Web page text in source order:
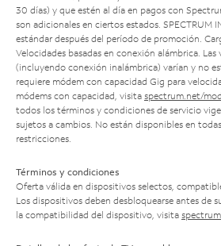
30 días) y que estén al día en pagos con
son adicionales en ciertos estados. SPECTRUM
estándar después del período de promoción.
Velocidades basadas en conexión alámbrica. Las
(incluyendo conexión inalámbrica) varían y no
requiere módem con capacidad Gig para
módems con capacidad, visita spectrum.net/
todos los términos y condiciones de servicio
sujetos a cambios. No están disponibles en
restricciones.
Términos y condiciones
Oferta válida en dispositivos selectos,
Los dispositivos deben desbloquearse antes de
la compatibilidad del dispositivo, visita